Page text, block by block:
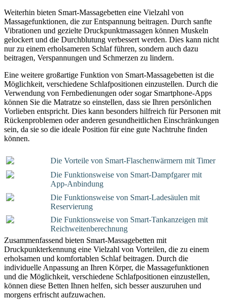
Weiterhin bieten Smart-Massagebetten eine Vielzahl von
Massagefunktionen, die zur Entspannung beitragen. Durch sanfte
Vibrationen und gezielte Druckpunktmassagen können Muskeln
gelockert und die Durchblutung verbessert werden. Dies kann nicht
nur zu einem erholsameren Schlaf führen, sondern auch dazu
beitragen, Verspannungen und Schmerzen zu lindern.
Eine weitere großartige Funktion von Smart-Massagebetten ist die
Möglichkeit, verschiedene Schlafpositionen einzustellen. Durch die
Verwendung von Fernbedienungen oder sogar Smartphone-Apps
können Sie die Matratze so einstellen, dass sie Ihren persönlichen
Vorlieben entspricht. Dies kann besonders hilfreich für Personen mit
Rückenproblemen oder anderen gesundheitlichen Einschränkungen
sein, da sie so die ideale Position für eine gute Nachtruhe finden
können.
Die Vorteile von Smart-Flaschenwärmern mit Timer
Die Funktionsweise von Smart-Dampfgarer mit
App-Anbindung
Die Funktionsweise von Smart-Ladesäulen mit
Reservierung
Die Funktionsweise von Smart-Tankanzeigen mit
Reichweitenberechnung
Zusammenfassend bieten Smart-Massagebetten mit
Druckpunkterkennung eine Vielzahl von Vorteilen, die zu einem
erholsamen und komfortablen Schlaf beitragen. Durch die
individuelle Anpassung an Ihren Körper, die Massagefunktionen
und die Möglichkeit, verschiedene Schlafpositionen einzustellen,
können diese Betten Ihnen helfen, sich besser auszuruhen und
morgens erfrischt aufzuwachen.